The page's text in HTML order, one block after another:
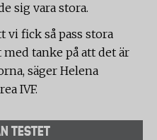
sig vara stora.
vi fick så pass stora
tanke på att det är
säger Helena
IVF.
TESTET